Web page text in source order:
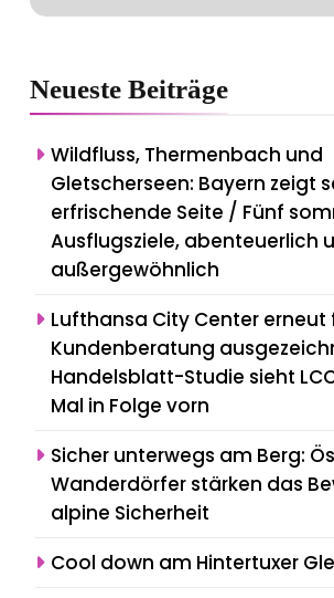
Neueste Beiträge
Wildfluss, Thermenbach und
Gletscherseen: Bayern zeigt
erfrischende Seite / Fünf
Ausflugsziele, abenteuerlich
außergewöhnlich
Lufthansa City Center erneut
Kundenberatung
Handelsblatt-Studie sieht
Mal in Folge vorn
Sicher unterwegs am Berg:
Wanderdörfer stärken das
alpine Sicherheit
Cool down am Hintertuxer